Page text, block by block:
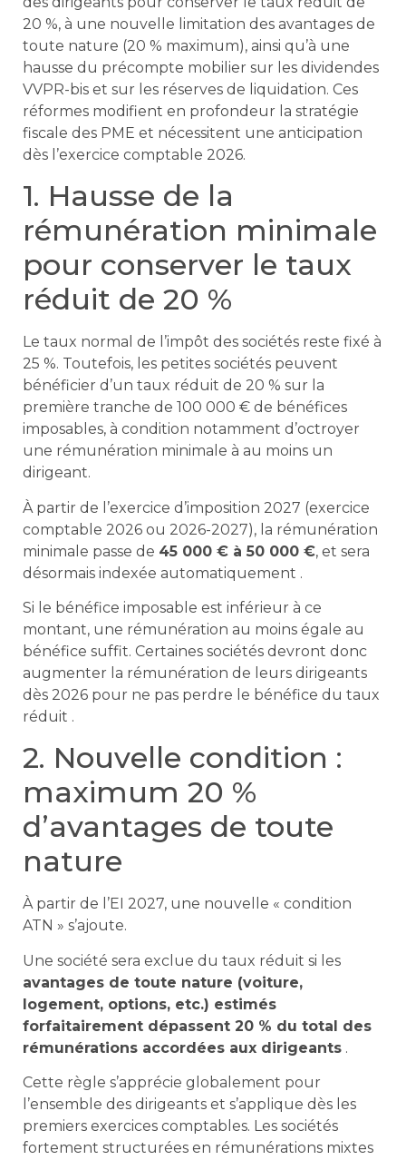
20 %, à une nouvelle limitation des avantages de
toute nature (20 % maximum), ainsi qu’à une
hausse du précompte mobilier sur les dividendes
VVPR-bis et sur les réserves de liquidation. Ces
réformes modifient en profondeur la stratégie
fiscale des PME et nécessitent une anticipation
dès l’exercice comptable 2026.
1. Hausse de la
rémunération minimale
pour conserver le taux
réduit de 20 %
Le taux normal de l’impôt des sociétés reste fixé à
25 %. Toutefois, les petites sociétés peuvent
bénéficier d’un taux réduit de 20 % sur la
première tranche de 100 000 € de bénéfices
imposables, à condition notamment d’octroyer
une rémunération minimale à au moins un
dirigeant.
À partir de l’exercice d’imposition 2027 (exercice
comptable 2026 ou 2026-2027), la rémunération
minimale passe de 45 000 € à 50 000 €, et sera
désormais indexée automatiquement .
Si le bénéfice imposable est inférieur à ce
montant, une rémunération au moins égale au
bénéfice suffit. Certaines sociétés devront donc
augmenter la rémunération de leurs dirigeants
dès 2026 pour ne pas perdre le bénéfice du taux
réduit .
2. Nouvelle condition :
maximum 20 %
d’avantages de toute
nature
À partir de l’EI 2027, une nouvelle « condition
ATN » s’ajoute.
Une société sera exclue du taux réduit si les
avantages de toute nature (voiture,
logement, options, etc.) estimés
forfaitairement dépassent 20 % du total des
rémunérations accordées aux dirigeants .
Cette règle s’apprécie globalement pour
l’ensemble des dirigeants et s’applique dès les
premiers exercices comptables. Les sociétés
fortement structurées en rémunérations mixtes